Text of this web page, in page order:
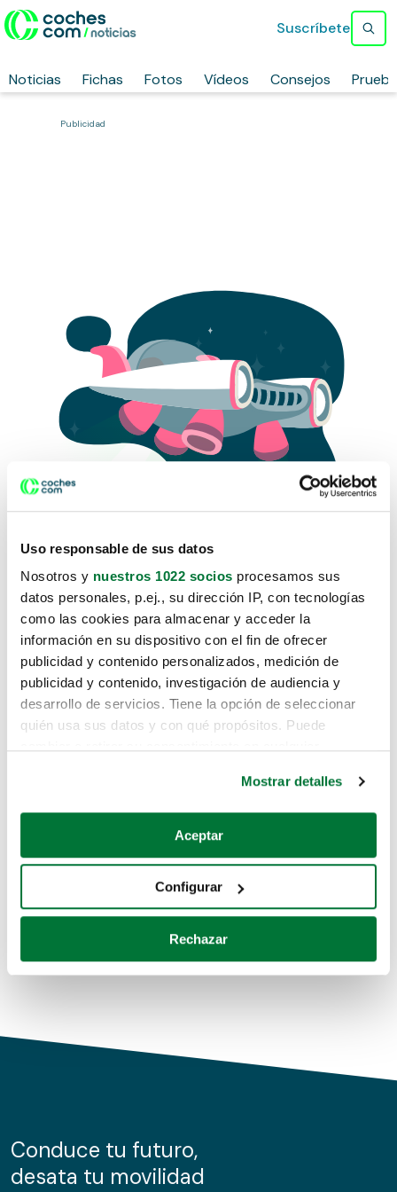
Uso responsable de sus datos
Nosotros y nuestros 1022 socios procesamos sus
datos personales, p.ej., su dirección IP, con tecnologías
como las cookies para almacenar y acceder la
información en su dispositivo con el fin de ofrecer
publicidad y contenido personalizados, medición de
publicidad y contenido, investigación de audiencia y
desarrollo de servicios. Tiene la opción de seleccionar
quién usa sus datos y con qué propósitos. Puede
Si lo permite, también quisiéramos:
Recopilar información sobre su ubicación geográfica
Identificar su dispositivo analizándolo activamente
para buscar características específicas (huellas
Obtenga más información sobre cómo se procesan sus
de cookies.
información sobre el uso que haga del sitio web con
nuestros partners de redes sociales, publicidad y análisis
Mostrar detalles
Aceptar
Configurar
Rechazar
Noticias Fichas Fotos Vídeos Consejos
Suscríbete
Publicidad
Lo sentimos, no sabemos como
te hemos traido hasta aquí.
Pero puedes encontrar el coche que estás
buscando en alguno de estos enlaces:
Coches de segunda mano
Coches de km0
Conduce tu futuro,
desata tu movilidad